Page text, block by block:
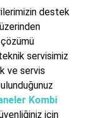
destek
çözümü
servisimiz
ve servis
Kombi
için